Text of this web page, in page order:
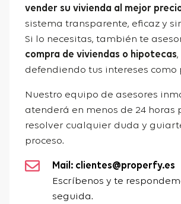
vender su vivienda al mejor
sistema transparente, eficaz y
Si lo necesitas, también te
compra de viviendas o hipotecas
defendiendo tus intereses como
Nuestro equipo de asesores
atenderá en menos de 24 horas
resolver cualquier duda y
proceso.
Mail: clientes@properfy.es
Escríbenos y te
seguida.